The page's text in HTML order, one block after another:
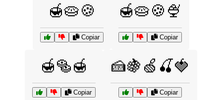
🍯🥧🍪
Copiar
🍯🥧🍪🍨
Copiar
🍯🥯🍯
Copiar
🍰🍇🍏🍒🍓
Copiar